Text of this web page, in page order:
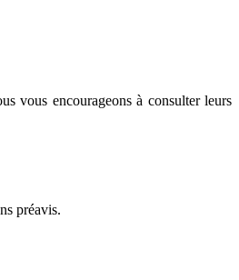
vous encourageons à consulter leurs
préavis.